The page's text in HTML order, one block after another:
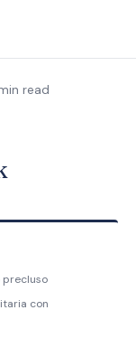
read
precluso
con